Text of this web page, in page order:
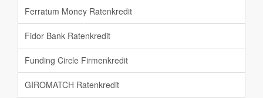
Ferratum Money Ratenkredit
Fidor Bank Ratenkredit
Funding Circle Firmenkredit
GIROMATCH Ratenkredit